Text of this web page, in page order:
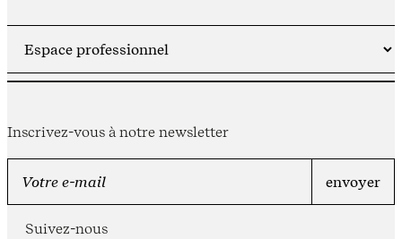
Inscrivez-vous à notre newsletter
Suivez-nous